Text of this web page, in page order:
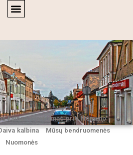
kaina
Gyvenimas prie Nemuno
kalbina
Mūsų bendruomenės
Nuomonės